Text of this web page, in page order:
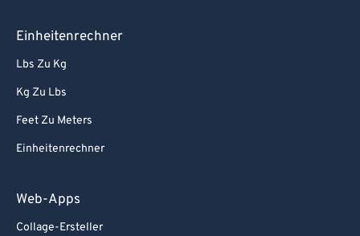
Einheitenrechner
Lbs Zu Kg
Kg Zu Lbs
Feet Zu Meters
Einheitenrechner
Web-Apps
Collage-Ersteller